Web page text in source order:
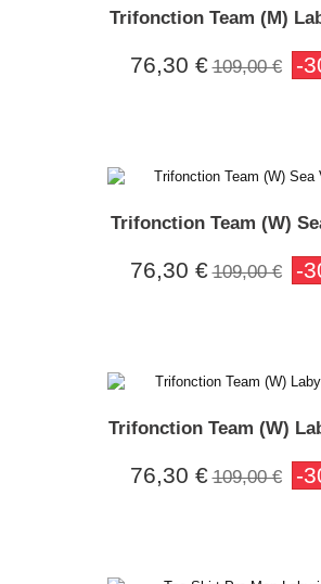
Trifonction Team (M)
76,30 € 109,00 € -
Trifonction Team (W)
76,30 € 109,00 € -
Trifonction Team (W)
76,30 € 109,00 € -